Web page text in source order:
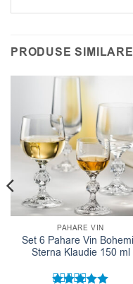
PRODUSE SIMILARE
PAHARE VIN
Set 6 Pahare Vin
Sterna Klaudie 150 ml